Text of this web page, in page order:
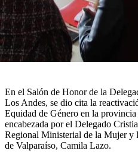
En el Salón de Honor de la
Los Andes, se dio cita la
Equidad de Género en la
encabezada por el Delegado
Regional Ministerial de la Mujer y
de Valparaíso, Camila Lazo.